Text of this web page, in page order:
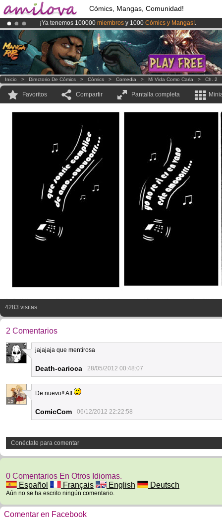
Cómics, Mangas, Comunidad!
¡Ya tenemos 100000 miembros y 1000 Cómics y Mangas!.
¡El Kickstarter Amilova está desormado lanzado!.
¡Conviertete en Premium por3.95 euros al mes!Hazte Premium ya
Inicio > Directorio De Cómics > Cómics > Comedia > Mi Vida Como Carla > Ch. 2
Favoritos Compartir Pantalla completa
4283 visitas
2 Comentarios
30
jajajaja que mentirosa
Death-carioca 28/05/2012 00:48:07
15
De nuevo!! Aff
ComicCom 06/12/2012 22:22:58
Conéctate para comentar
0 Comentarios En Otros Idiomas.
Español
Français English Deutsch
Aún no se ha escrito ningún comentario.
Comentar en Facebook